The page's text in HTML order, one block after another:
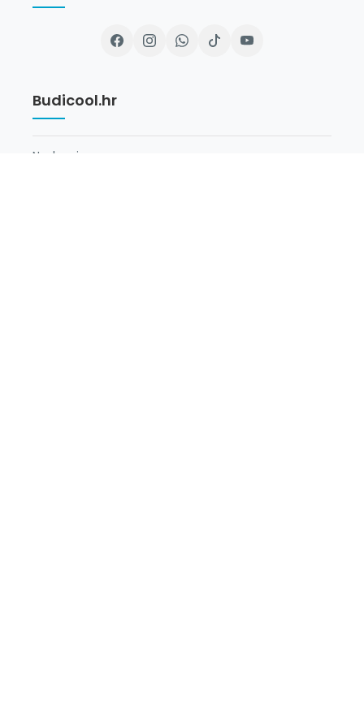
Budicool.hr
Naslovnica